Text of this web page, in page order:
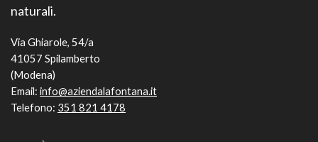
naturali.
Via Ghiarole, 54/a
41057 Spilamberto
(Modena)
Email: info@aziendalafontana.it
Telefono: 351 821 4178